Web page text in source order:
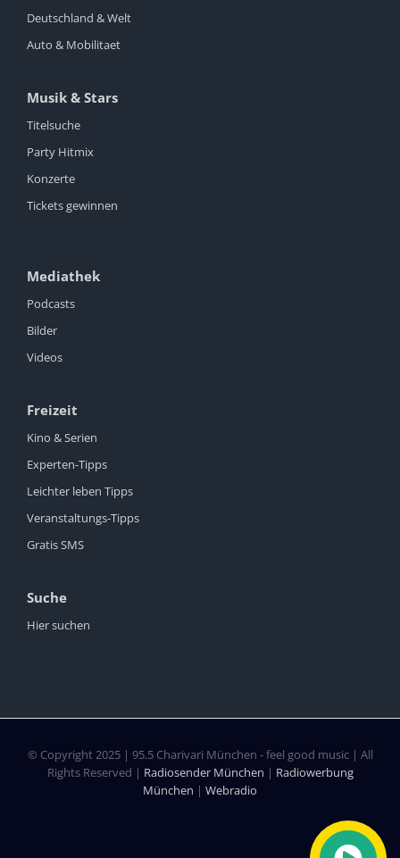
Deutschland & Welt
Auto & Mobilitaet
Musik & Stars
Titelsuche
Party Hitmix
Konzerte
Tickets gewinnen
Mediathek
Podcasts
Bilder
Videos
Freizeit
Kino & Serien
Experten-Tipps
Leichter leben Tipps
Veranstaltungs-Tipps
Gratis SMS
Suche
Hier suchen
© Copyright 2025 | 95.5 Charivari München - feel good music | All
Rights Reserved | Radiosender München | Radiowerbung
München | Webradio